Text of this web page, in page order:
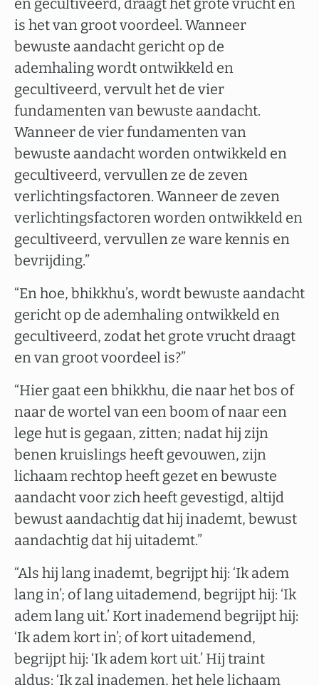
en gecultiveerd, draagt het grote vrucht en
is het van groot voordeel. Wanneer
bewuste aandacht gericht op de
ademhaling wordt ontwikkeld en
gecultiveerd, vervult het de vier
fundamenten van bewuste aandacht.
Wanneer de vier fundamenten van
bewuste aandacht worden ontwikkeld en
gecultiveerd, vervullen ze de zeven
verlichtingsfactoren. Wanneer de zeven
verlichtingsfactoren worden ontwikkeld en
gecultiveerd, vervullen ze ware kennis en
bevrijding.”
“En hoe, bhikkhu’s, wordt bewuste aandacht
gericht op de ademhaling ontwikkeld en
gecultiveerd, zodat het grote vrucht draagt
en van groot voordeel is?”
“Hier gaat een bhikkhu, die naar het bos of
naar de wortel van een boom of naar een
lege hut is gegaan, zitten; nadat hij zijn
benen kruislings heeft gevouwen, zijn
lichaam rechtop heeft gezet en bewuste
aandacht voor zich heeft gevestigd, altijd
bewust aandachtig dat hij inademt, bewust
aandachtig dat hij uitademt.”
“Als hij lang inademt, begrijpt hij: ‘Ik adem
lang in’; of lang uitademend, begrijpt hij: ‘Ik
adem lang uit.’ Kort inademend begrijpt hij:
‘Ik adem kort in’; of kort uitademend,
begrijpt hij: ‘Ik adem kort uit.’ Hij traint
aldus: ‘Ik zal inademen, het hele lichaam